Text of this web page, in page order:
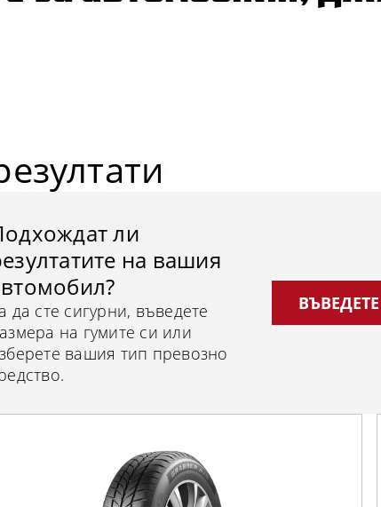
ли
на вашия
да сте сигурни, въведете
на гумите си или
вашия тип превозно